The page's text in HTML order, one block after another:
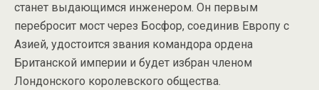
станет выдающимся инженером. Он первым
перебросит мост через Босфор, соединив Европу с
Азией, удостоится звания командора ордена
Британской империи и будет избран членом
Лондонского королевского общества.